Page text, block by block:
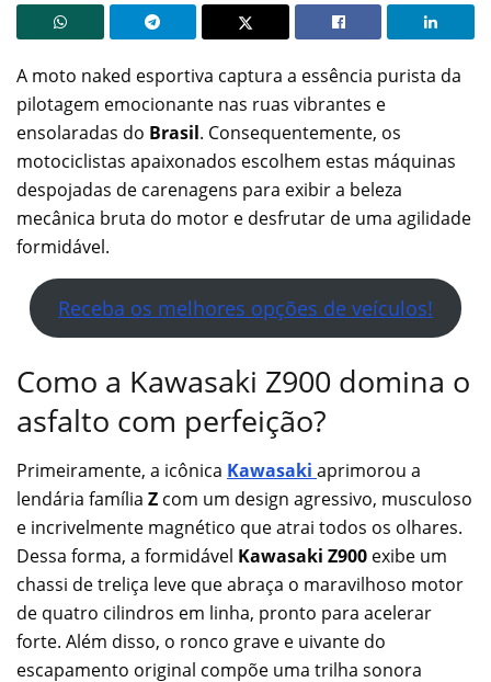
A moto naked esportiva captura a essência purista da
pilotagem emocionante nas ruas vibrantes e
ensolaradas do Brasil. Consequentemente, os
motociclistas apaixonados escolhem estas máquinas
despojadas de carenagens para exibir a beleza
mecânica bruta do motor e desfrutar de uma agilidade
formidável.
Receba os melhores opções de veículos!
Como a Kawasaki Z900 domina o
asfalto com perfeição?
Primeiramente, a icônica Kawasaki aprimorou a
lendária família Z com um design agressivo, musculoso
e incrivelmente magnético que atrai todos os olhares.
Dessa forma, a formidável Kawasaki Z900 exibe um
chassi de treliça leve que abraça o maravilhoso motor
de quatro cilindros em linha, pronto para acelerar
forte. Além disso, o ronco grave e uivante do
escapamento original compõe uma trilha sonora